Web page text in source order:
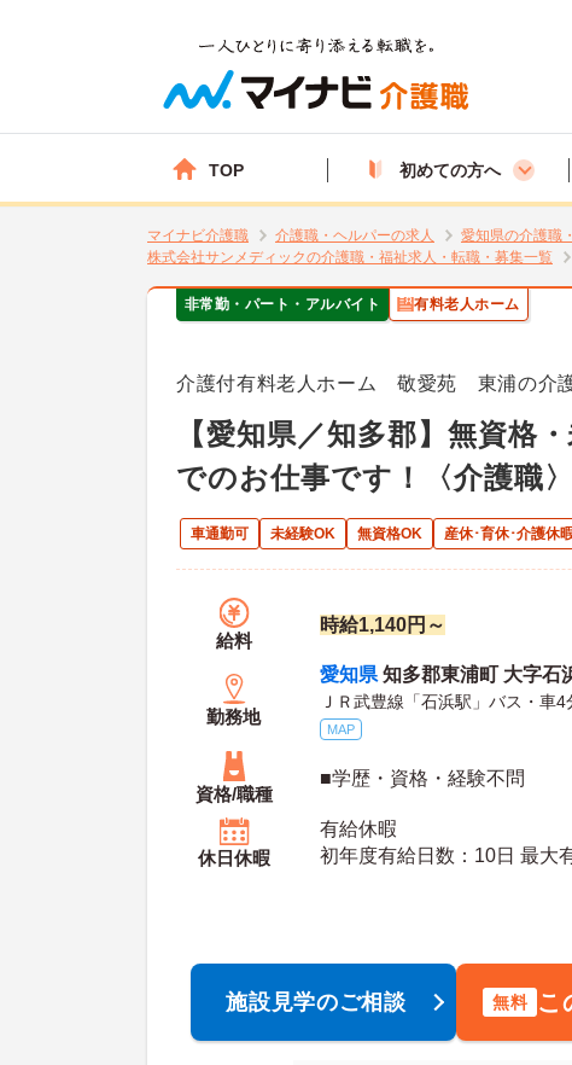
TOP 初めての方へ
マイナビ介護職 介護職・ヘルパーの求人 愛知県の介護職
株式会社サンメディックの介護職・福祉求人・転職・募集一覧
非常勤・パート・アルバイト 有料老人ホーム
介護付有料老人ホーム 敬愛苑 東浦の介護
【愛知県／知多郡】無資格
でのお仕事です！〈介護職〉
車通勤可 未経験OK 無資格OK 産休･育休･介護休
給料
時給1,140円～
勤務地
愛知県 知多郡東浦町 大字石
ＪＲ武豊線「石浜駅」バス・車4
MAP
資格/職種
■学歴・資格・経験不問
休日休暇
有給休暇
初年度有給
施設見学のご相談 無料 こ